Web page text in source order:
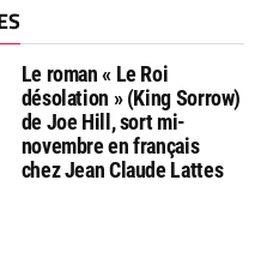
Le roman « Le Roi
désolation » (King Sorrow)
de Joe Hill, sort mi-
novembre en français
chez Jean Claude Lattes